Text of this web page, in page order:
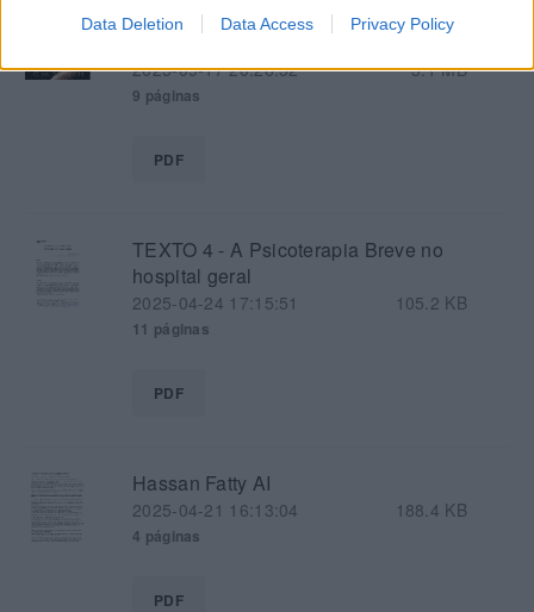
Data Deletion Data Access Privacy Policy
C. M. Stunich - The Havoc Boys 05 -
2025-09-17 20:26:32 3.1 MB
9 páginas
PDF
TEXTO 4 - A Psicoterapia Breve no
hospital geral
2025-04-24 17:15:51 105.2 KB
11 páginas
PDF
Hassan Fatty AI
2025-04-21 16:13:04 188.4 KB
4 páginas
PDF